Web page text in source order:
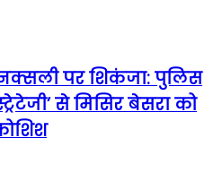
पर शिकंजा: पुलिस
से मिसिर बेसरा को